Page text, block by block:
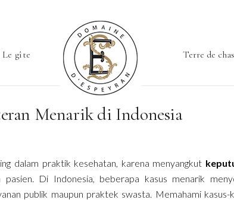
Le gîte Terre de
Menarik di Indonesia
dalam praktik kesehatan, karena menyangkut
Di Indonesia, beberapa kasus menarik
publik maupun praktek swasta. Memahami kasus-